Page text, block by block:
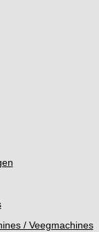
/ Veegmachines